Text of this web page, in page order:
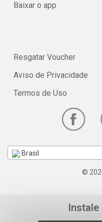
Baixar o app
Resgatar Voucher
Aviso de Privacidade
Termos de Uso
Brasil
©
Instale